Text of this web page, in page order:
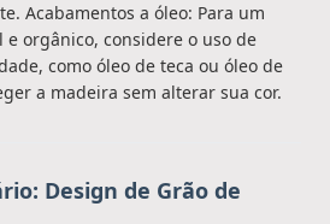
Acabamentos a óleo: Para um
orgânico, considere o uso de
como óleo de teca ou óleo de
a madeira sem alterar sua cor.
Design de Grão de